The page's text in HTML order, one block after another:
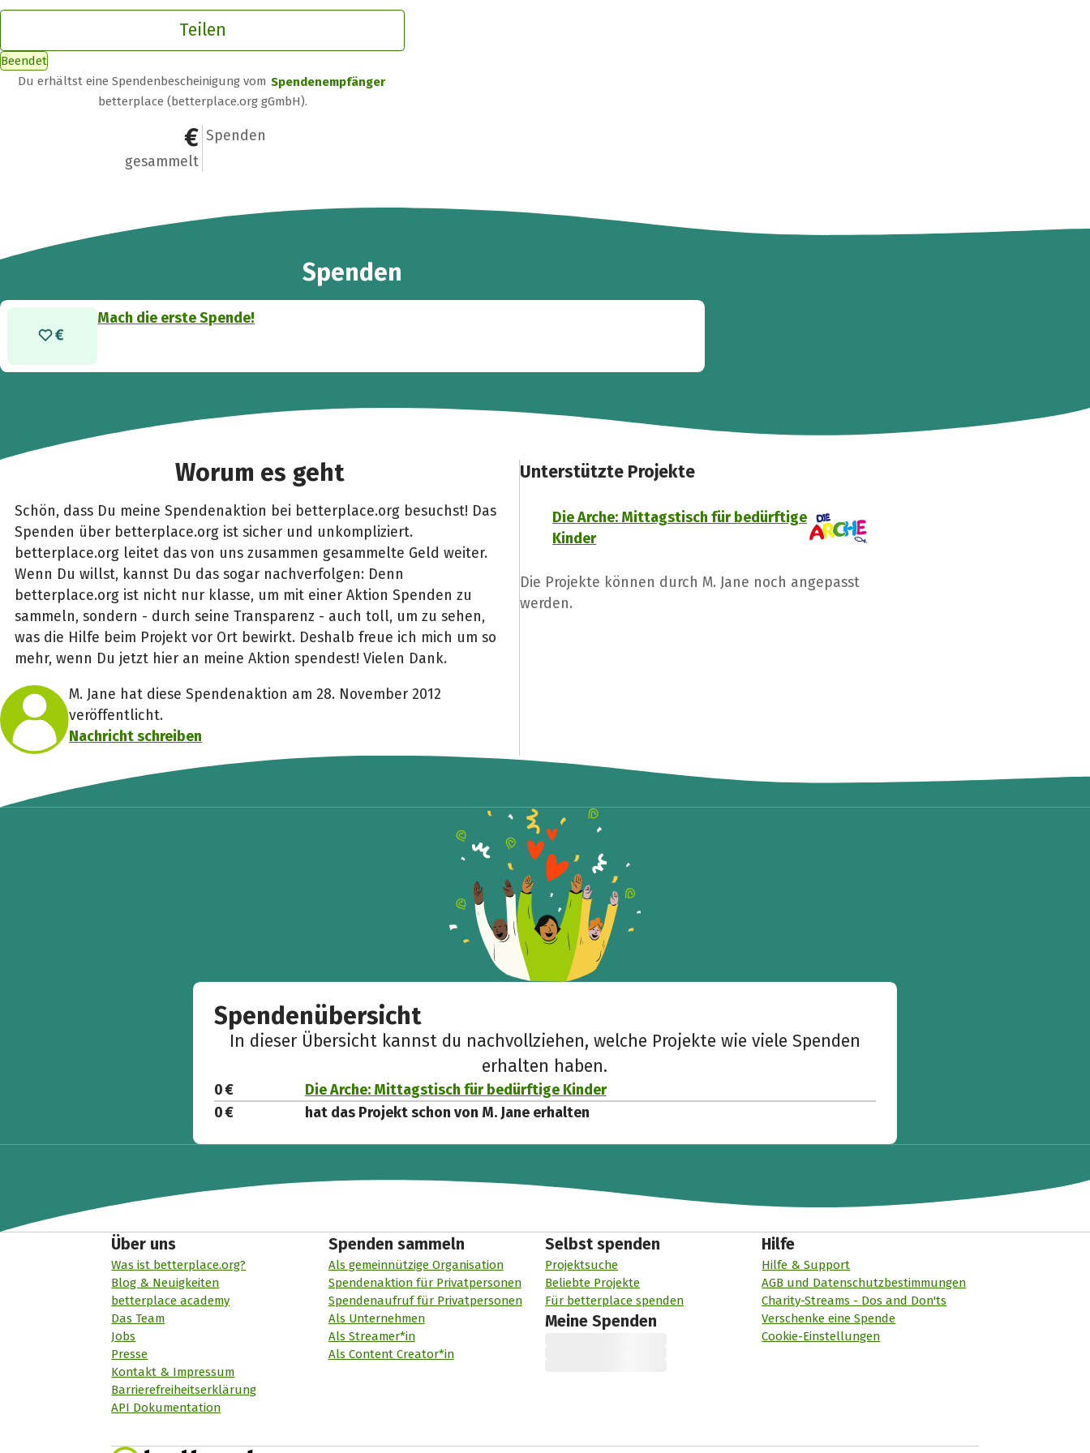
Teilen
Beendet
Du erhältst eine Spendenbescheinigung vom Spendenempfänger
betterplace (betterplace.org gGmbH).
0 €
gesammelt
0
Spenden
Spenden
Mach die erste Spende!
Worum es geht
Schön, dass Du meine Spendenaktion bei betterplace.org besuchst! Das
Spenden über betterplace.org ist sicher und unkompliziert.
betterplace.org leitet das von uns zusammen gesammelte Geld weiter.
Wenn Du willst, kannst Du das sogar nachverfolgen: Denn
betterplace.org ist nicht nur klasse, um mit einer Aktion Spenden zu
sammeln, sondern - durch seine Transparenz - auch toll, um zu sehen,
was die Hilfe beim Projekt vor Ort bewirkt. Deshalb freue ich mich um so
mehr, wenn Du jetzt hier an meine Aktion spendest! Vielen Dank.
M. Jane hat diese Spendenaktion am 28. November 2012
veröffentlicht.
Nachricht schreiben
Unterstützte Projekte
Die Arche: Mittagstisch für bedürftige
Kinder
Die Projekte können durch M. Jane noch angepasst
werden.
Spendenübersicht
In dieser Übersicht kannst du nachvollziehen, welche Projekte wie viele Spenden
erhalten haben.
0 €
Die Arche: Mittagstisch für bedürftige Kinder
0 €
hat das Projekt schon von M. Jane erhalten
Über uns
Was ist betterplace.org?
Blog & Neuigkeiten
betterplace academy
Das Team
Jobs
Presse
Kontakt & Impressum
Barrierefreiheitserklärung
API Dokumentation
Spenden sammeln
Als gemeinnützige Organisation
Spendenaktion für Privatpersonen
Spendenaufruf für Privatpersonen
Als Unternehmen
Als Streamer*in
Als Content Creator*in
Selbst spenden
Projektsuche
Beliebte Projekte
Für betterplace spenden
Meine Spenden
Hilfe
Hilfe & Support
AGB und Datenschutzbestimmungen
Charity-Streams - Dos and Don'ts
Verschenke eine Spende
Cookie-Einstellungen